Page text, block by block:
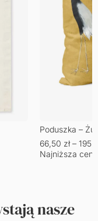
Poduszka –
66,50 zł –
Najniższa
nasze